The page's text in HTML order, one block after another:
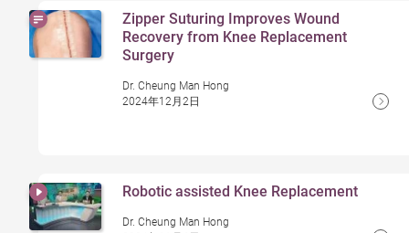
Zipper Suturing Improves Wound
Recovery from Knee Replacement
Surgery
Dr. Cheung Man Hong
2024年12月2日
Robotic assisted Knee Replacement
Dr. Cheung Man Hong